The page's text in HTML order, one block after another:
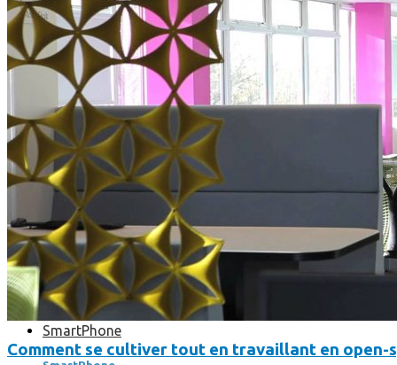
Où en sont les forfaits mobiles pour les pros ?
SmartPhone
Comment se cultiver tout en travaillant en open-